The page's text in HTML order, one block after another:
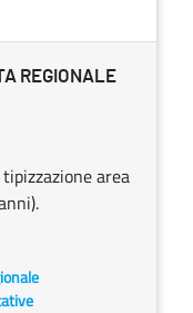
REGIONALE
area